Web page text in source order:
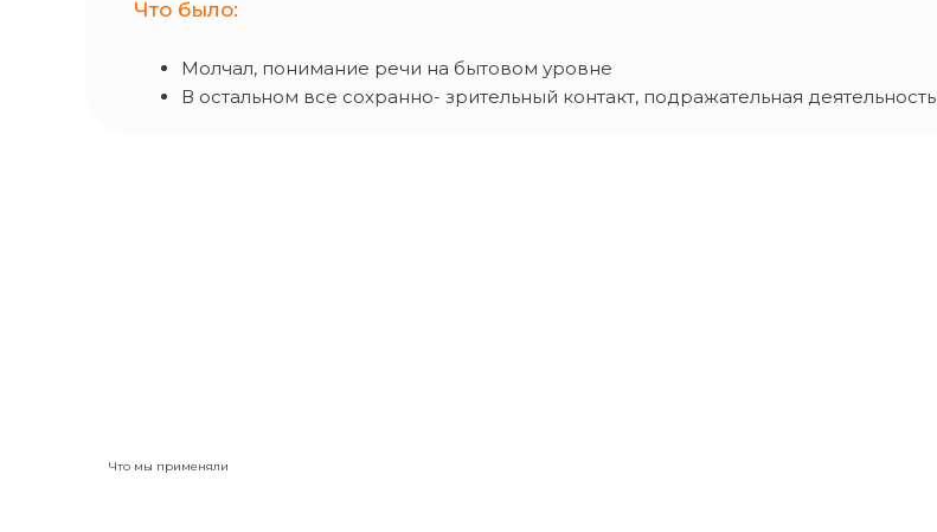
Молчал, понимание речи на бытовом уровне
Что было:
В остальном все сохранно- зрительный контакт, подражательная деятельность
Что мы применяли